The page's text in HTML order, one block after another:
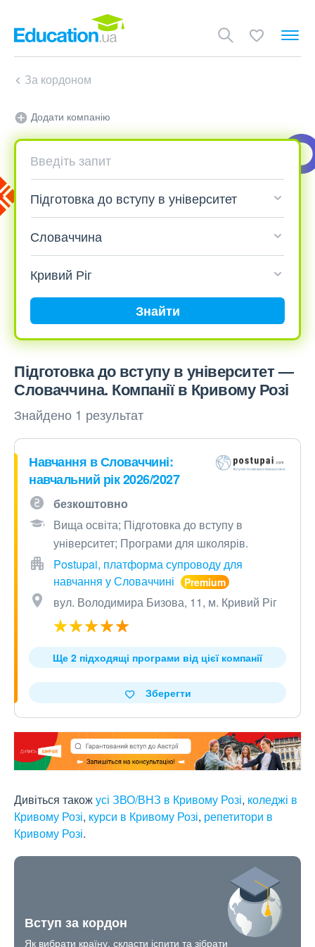
За кордоном
Додати компанію
Знайти
Підготовка до вступу в університет —
Словаччина. Компанії в Кривому Розі
Знайдено 1 результат
Навчання в Словаччині:
навчальний рік 2026/2027
безкоштовно
Вища освіта; Підготовка до вступу в
університет; Програми для школярів.
Postupai, платформа супроводу для
навчання у Словаччині
вул. Володимира Бизова, 11, м. Кривий Ріг
Ще 2 підходящі програми від цієї компанії
Зберегти
Дивіться такожусі ЗВО/ВНЗ в Кривому Розі, коледжі в
Кривому Розі, курси в Кривому Розі, репетитори в
Кривому Розі.
Вступ за кордон
Як вибрати країну, скласти іспити та зібрати